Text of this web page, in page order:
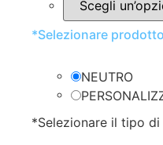
*Selezionare
NEUTRO
*Selezionare il tipo